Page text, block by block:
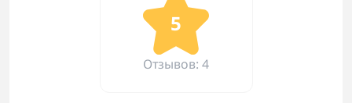
5
Отзывов: 4